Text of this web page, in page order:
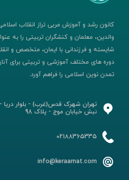
کانون رشد و آموزش مربی تراز انقلاب
والدین، معلمان و کنشگران تربیتی را به
شایسته و فرزندانی با ایمان، متخصص و
دوره های مختلف آموزشی و تربیتی برای
تمدن نوین اسلامی را فراهم آورد.
تهران شهرک قدس(غرب) - بلوار دریا -
نبش خیابان موج - پلاک 98
02188365335
info@keraamat.com